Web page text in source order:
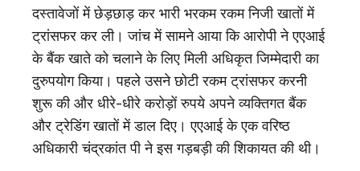
दस्तावेजों में छेड़छाड़ कर भारी भरकम रकम निजी खातों में
ट्रांसफर कर ली। जांच में सामने आया कि आरोपी ने एएआई
के बैंक खाते को चलाने के लिए मिली अधिकृत जिम्मेदारी का
दुरुपयोग किया। पहले उसने छोटी रकम ट्रांसफर करनी
शुरू की और धीरे-धीरे करोड़ों रुपये अपने व्यक्तिगत बैंक
और ट्रेडिंग खातों में डाल दिए। एएआई के एक वरिष्ठ
अधिकारी चंद्रकांत पी ने इस गड़बड़ी की शिकायत की थी।